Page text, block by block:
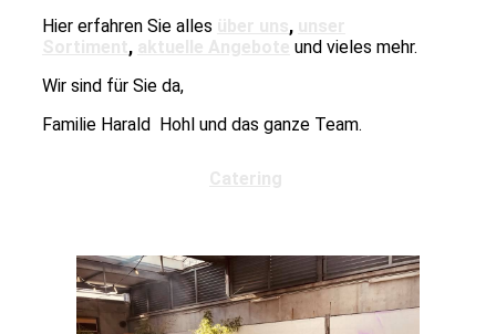
Hier erfahren Sie alles
,
,
und vieles mehr.
Wir sind für Sie da,
Familie Harald Hohl und das ganze Team.